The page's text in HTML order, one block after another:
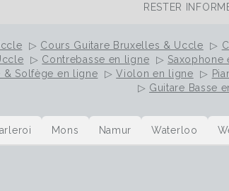
RESTER
▷ Cours Guitare Bruxelles & Uccle ▷
▷ Contrebasse en ligne ▷ Saxophone
& Solfège en ligne ▷Violon en ligne ▷
▷ Guitare Basse
Mons Namur Waterloo